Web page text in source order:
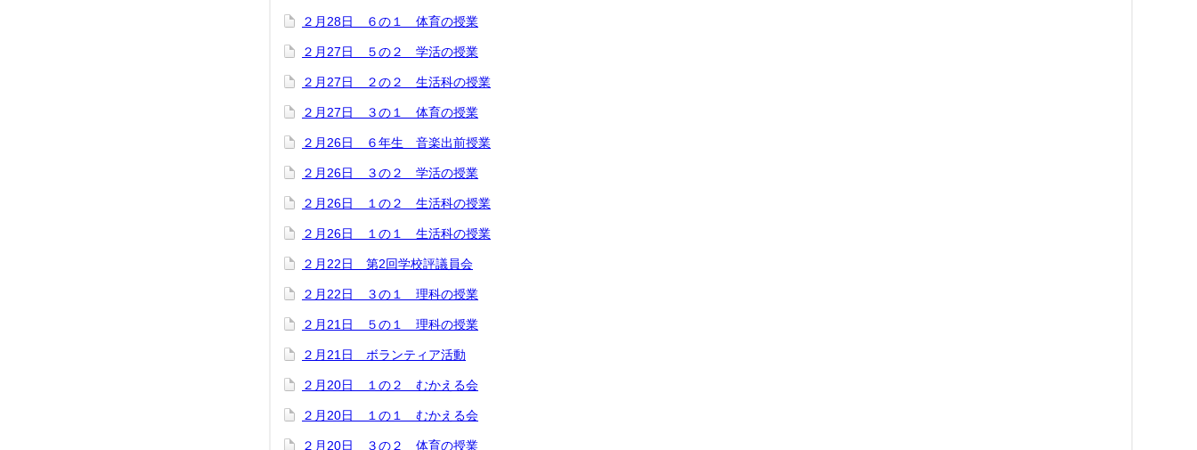
２月28日 ６の１ 体育の授業
２月27日 ５の２ 学活の授業
２月27日 ２の２ 生活科の授業
２月27日 ３の１ 体育の授業
２月26日 ６年生 音楽出前授業
２月26日 ３の２ 学活の授業
２月26日 １の２ 生活科の授業
２月26日 １の１ 生活科の授業
２月22日 第2回学校評議員会
２月22日 ３の１ 理科の授業
２月21日 ５の１ 理科の授業
２月21日 ボランティア活動
２月20日 １の２ むかえる会
２月20日 １の１ むかえる会
２月20日 ３の２ 体育の授業